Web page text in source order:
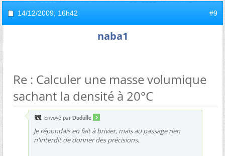
14/12/2009, 16h42 #9
naba1
Re : Calculer une masse volumique
sachant la densité à 20°C
Envoyé par Dudulle
Je répondais en fait à brivier, mais au passage rien
n'interdit de donner des précisions.